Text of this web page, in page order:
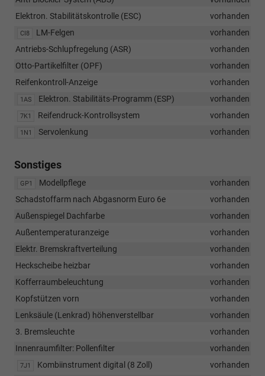
Elektron. Stabilitätskontrolle (ESC)
vorhanden
CI8 LM-Felgen
vorhanden
Antriebs-Schlupfregelung (ASR)
vorhanden
Otto-Partikelfilter (OPF)
vorhanden
Reifenkontroll-Anzeige
vorhanden
1AS Elektron. Stabilitäts-Programm (ESP) vorhanden
7K1 Reifendruck-Kontrollsystem vorhanden
1N1 Servolenkung vorhanden
Sonstiges
GP1 Modellpflege
vorhanden
Schadstoffarm nach Abgasnorm Euro 6e
vorhanden
Außenspiegel Dachfarbe
vorhanden
Außentemperaturanzeige
vorhanden
Elektr. Bremskraftverteilung
vorhanden
Heckscheibe heizbar
vorhanden
Kofferraumbeleuchtung
vorhanden
Kopfstützen vorn
vorhanden
Lenksäule (Lenkrad) höhenverstellbar
vorhanden
3. Bremsleuchte
vorhanden
Innenraumfilter: Pollenfilter
vorhanden
7J1 Kombiinstrument digital (8 Zoll)
vorhanden